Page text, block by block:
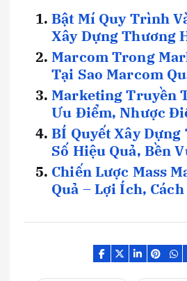
Bật Mí Quy Trình
Xây Dựng Thương
Marcom Trong
Tại Sao Marcom
Marketing Truyền
Ưu Điểm, Nhược
BÍ Quyết Xây
Số Hiệu Quả, Bền
Chiến Lược Mass
Quả – Lợi Ích,